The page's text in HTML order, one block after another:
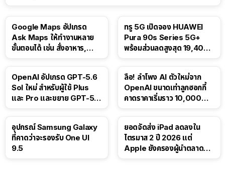
Google Maps อัปเกรด
Ask Maps ให้ทำงานหลาย
ขั้นตอนได้ เช่น สั่งอาหาร,
ทรู 5G เปิดจอง HUAWEI
Pura 90s Series 5G+
พร้อมส่วนลดสูงสุด 19,400
OpenAI อัปเกรด GPT-5.6
Sol ใหม่ สำหรับผู้ใช้ Plus
และ Pro และขยาย GPT-5.6
ลือ! ลำโพง AI ตัวใหม่จาก
OpenAI ขนาดเท่าลูกฮอกกี้
คาดราคาเริ่มราว 10,000
อุปกรณ์ Samsung Galaxy
ที่คาดว่าจะรองรับ One UI
9.5
ยอดจัดส่ง iPad ลดลงใน
ไตรมาส 2 ปี 2026 แต่
Apple ยังครองผู้นำตลาด